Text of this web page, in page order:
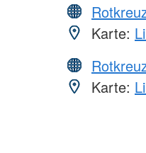
Karte:
Karte: